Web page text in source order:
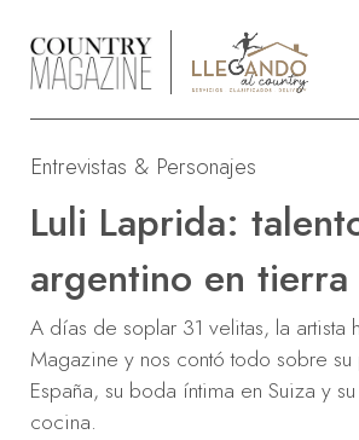
Entrevistas & Personajes
Luli Laprida:
argentino en tierra
A días de soplar 31 velitas, la artista
Magazine y nos contó todo sobre su
España, su boda íntima en Suiza y
cocina.